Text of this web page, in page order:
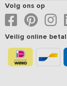
Volg ons op
Veilig online